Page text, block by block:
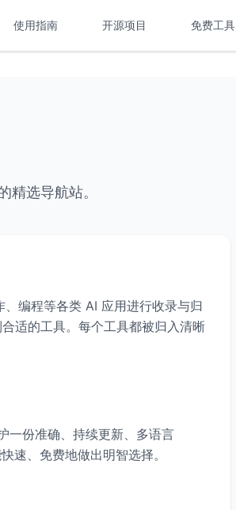
使用指南 开源项目 免费工具
精选导航站。
编程等各类 AI 应用进行收录与归
适的工具。每个工具都被归入清晰
一份准确、持续更新、多语言
速、免费地做出明智选择。